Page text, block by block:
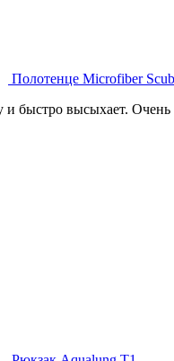
Полотенце Microfiber
и быстро высыхает.